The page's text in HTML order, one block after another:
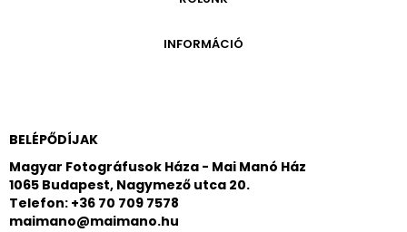
PÉCSI JÓZSEF - A NÉVADÓ
ARCHÍVUM 2014-2018
INFORMÁCIÓ
MEGKÖZELÍTÉS
ÜVEGZSEB
BELÉPŐDÍJAK
Magyar Fotográfusok Háza - Mai Manó Ház
1065 Budapest, Nagymező utca 20.
Telefon: +36 70 709 7578
maimano@maimano.hu